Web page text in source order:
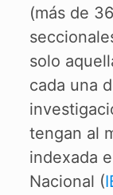
(más de
solo
cada una
tengan al
indexada
Nacional (